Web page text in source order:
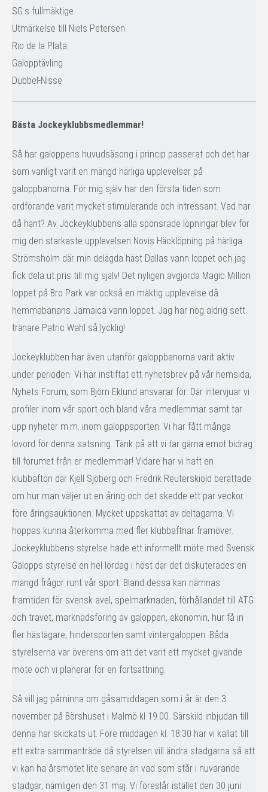
SG:s fullmäktige
Utmärkelse till Niels Petersen
Rio de la Plata
Galopptävling
Dubbel-Nisse
Bästa Jockeyklubbsmedlemmar!
Så har galoppens huvudsäsong i princip passerat och det har
som vanligt varit en mängd härliga upplevelser på
galoppbanorna. För mig själv har den första tiden som
ordförande varit mycket stimulerande och intressant. Vad har
då hänt? Av Jockeyklubbens alla sponsrade löpningar blev för
mig den starkaste upplevelsen Novis Häcklöpning på härliga
Strömsholm där min delägda häst Dallas vann loppet och jag
fick dela ut pris till mig själv! Det nyligen avgjorda Magic Million
loppet på Bro Park var också en mäktig upplevelse då
hemmabanans Jamaica vann loppet. Jag har nog aldrig sett
tränare Patric Wahl så lycklig!
Jockeyklubben har även utanför galoppbanorna varit aktiv
under perioden. Vi har instiftat ett nyhetsbrev på vår hemsida,
Nyhets Forum, som Björn Eklund ansvarar för. Där intervjuar vi
profiler inom vår sport och bland våra medlemmar samt tar
upp nyheter m.m. inom galoppsporten. Vi har fått många
lovord för denna satsning. Tänk på att vi tar gärna emot bidrag
till forumet från er medlemmar! Vidare har vi haft en
klubbafton där Kjell Sjöberg och Fredrik Reuterskiöld berättade
om hur man väljer ut en åring och det skedde ett par veckor
före åringsauktionen. Mycket uppskattat av deltagarna. Vi
hoppas kunna återkomma med fler klubbaftnar framöver.
Jockeyklubbens styrelse hade ett informellt möte med Svensk
Galopps styrelse en hel lördag i höst där det diskuterades en
mängd frågor runt vår sport. Bland dessa kan nämnas
framtiden för svensk avel, spelmarknaden, förhållandet till ATG
och travet, marknadsföring av galoppen, ekonomin, hur få in
fler hästägare, hindersporten samt vintergaloppen. Båda
styrelserna var överens om att det varit ett mycket givande
möte och vi planerar för en fortsättning.
Så vill jag påminna om gåsamiddagen som i år är den 3
november på Börshuset i Malmö kl 19.00. Särskild inbjudan till
denna har skickats ut. Före middagen kl. 18.30 har vi kallat till
ett extra sammanträde då styrelsen vill ändra stadgarna så att
vi kan ha årsmötet lite senare än vad som står i nuvarande
stadgar, nämligen den 31 maj. Vi föreslår istället den 30 juni